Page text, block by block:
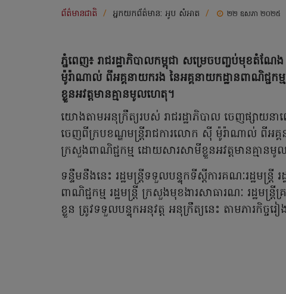
ព័ត៌មានជាតិ / អ្នកយកព័ត៌មាន: អូប សំអាត / ២២ ឧសភា ២០២៥
ភ្នំពេញ៖ រាជរដ្ឋាភិបាលកម្ពុជា សម្រេចបញ្ចប់មុខតំ
ម៉ូរ៉ាណាល់ ពីអគ្គនាយករង នៃអគ្គនាយកដ្ឋានពាណិជ្ជ
ខ្លួនអវត្តមានគ្មានមូលហេតុ។
យោងតាមអនុក្រឹត្យរបស់ រាជរដ្ឋាភិបាល ចេញផ្សាយ
ចេញពីក្របខណ្ឌមន្ត្រីរាជការលោក ស៊ី ម៉ូរ៉ាណាល់ ពីអគ្គ
ក្រសួងពាណិជ្ជកម្ម ដោយសារសាមីខ្លួនអវត្តមានគ្មាន
ទន្ទឹមនឹងនេះ រដ្ឋមន្ត្រីទទួលបន្ទុកទីស្តីការគណៈរដ្ឋមន្ត្រី
ពាណិជ្ជកម្ម រដ្ឋមន្ត្រី ក្រសួងមុខងារសាធារណៈ រដ្ឋម
ខ្លួន ត្រូវទទួលបន្ទុកអនុវត្ត អនុក្រឹត្យនេះ តាមភារកិច្ច